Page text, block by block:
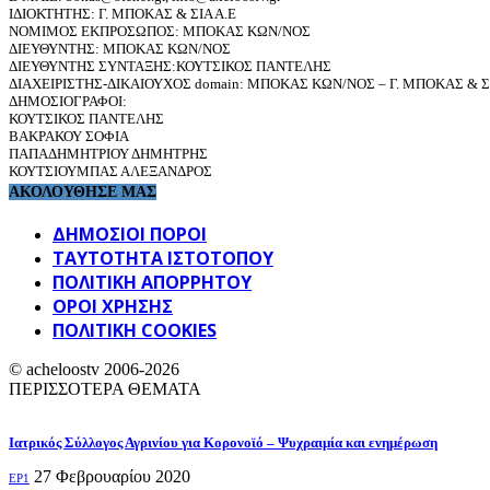
ΙΔΙΟΚΤΗΤΗΣ: Γ. ΜΠΟΚΑΣ & ΣΙΑ Α.Ε
ΝΟΜΙΜΟΣ ΕΚΠΡΟΣΩΠΟΣ: ΜΠΟΚΑΣ ΚΩΝ/ΝΟΣ
ΔΙΕΥΘΥΝΤΗΣ: ΜΠΟΚΑΣ ΚΩΝ/ΝΟΣ
ΔΙΕΥΘΥΝΤΗΣ ΣΥΝΤΑΞΗΣ:ΚΟΥΤΣΙΚΟΣ ΠΑΝΤΕΛΗΣ
ΔΙΑΧΕΙΡΙΣΤΗΣ-ΔΙΚΑΙΟΥΧΟΣ domain: ΜΠΟΚΑΣ ΚΩΝ/ΝΟΣ – Γ. ΜΠΟΚΑΣ &
ΔΗΜΟΣΙΟΓΡΑΦΟΙ:
ΚΟΥΤΣΙΚΟΣ ΠΑΝΤΕΛΗΣ
ΒΑΚΡΑΚΟΥ ΣΟΦΙΑ
ΠΑΠΑΔΗΜΗΤΡΙΟΥ ΔΗΜΗΤΡΗΣ
ΚΟΥΤΣΙΟΥΜΠΑΣ ΑΛΕΞΑΝΔΡΟΣ
ΑΚΟΛΟΥΘΗΣΕ ΜΑΣ
ΔΗΜΟΣΙΟΙ ΠΟΡΟΙ
ΤΑΥΤΌΤΗΤΑ ΙΣΤΌΤΟΠΟΥ
ΠΟΛΙΤΙΚΉ ΑΠΟΡΡΉΤΟΥ
ΌΡΟΙ ΧΡΉΣΗΣ
ΠΟΛΙΤΙΚΗ COOKIES
© acheloostv 2006-2026
ΠΕΡΙΣΣΟΤΕΡΑ ΘΕΜΑΤΑ
Ιατρικός Σύλλογος Αγρινίου για Κορονοϊό – Ψυχραιμία και ενημέρωση
EP1 27 Φεβρουαρίου 2020